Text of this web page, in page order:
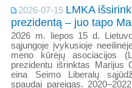
2026-07-15 LMKA
prezidentą – juo tapo
2026 m. liepos 15 d.
sąjungoje įvykusioje
meno kūrėjų asociacijos
prezidentu išrinktas Marijus
eina Seimo Liberalų
spaudai pareigas.